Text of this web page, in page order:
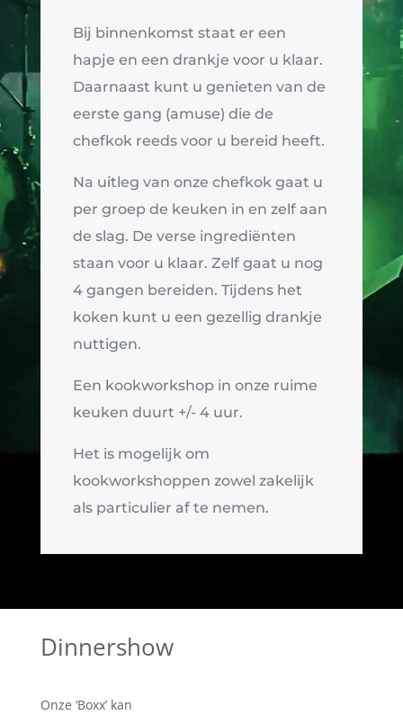
Bij binnenkomst staat er een
hapje en een drankje voor u klaar.
Daarnaast kunt u genieten van de
eerste gang (amuse) die de
chefkok reeds voor u bereid heeft.
Na uitleg van onze chefkok gaat u
per groep de keuken in en zelf aan
de slag. De verse ingrediënten
staan voor u klaar. Zelf gaat u nog
4 gangen bereiden. Tijdens het
koken kunt u een gezellig drankje
nuttigen.
Een kookworkshop in onze ruime
keuken duurt +/- 4 uur.
Het is mogelijk om
kookworkshoppen zowel zakelijk
als particulier af te nemen.
Dinnershow
Onze ‘Boxx’ kan